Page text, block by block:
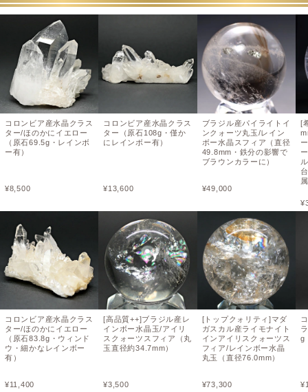
コロンビア産水晶クラス
ター/ほのかにイエロー
（原石69.5g・レインボ
ー有）
¥8,500
コロンビア産水晶クラス
ター/ほのかにイエロー
（原石83.8g・ウィンド
ウ・細かなレインボー
有）
¥11,400
コロンビア産水晶クラス
ター（原石108g・僅か
にレインボー有）
¥13,600
[高品質++]ブラジル産レ
インボー水晶玉/アイリ
スクォーツスフィア（丸
玉直径約34.7mm）
¥3,500
ブラジル産パイライトイ
ンクォーツ丸玉/レイン
ボー水晶スフィア（直径
49.8mm・鉄分の影響で
ブラウンカラーに）
¥49,000
[トップクォリティ]マダ
ガスカル産ライモナイト
インアイリスクォーツス
フィア/レインボー水晶
丸玉（直径76.0mm）
¥73,300
[
¥
g
¥